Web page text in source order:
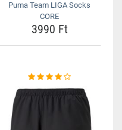
Puma Team LIGA Socks
CORE
3990 Ft